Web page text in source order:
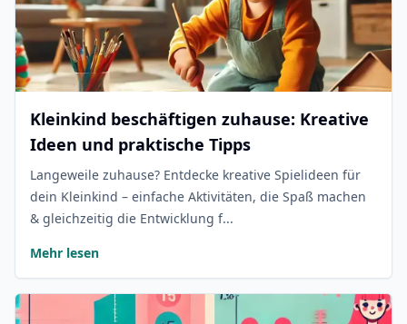
Kleinkind beschäftigen zuhause: Kreative
Ideen und praktische Tipps
Langeweile zuhause? Entdecke kreative Spielideen für
dein Kleinkind – einfache Aktivitäten, die Spaß machen
& gleichzeitig die Entwicklung f...
Mehr lesen